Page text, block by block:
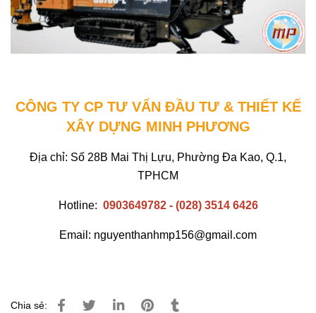
CÔNG TY CP TƯ VẤN ĐẦU TƯ & THIẾT KẾ
XÂY DỰNG MINH PHƯƠNG
Địa chỉ: Số 28B Mai Thị Lựu, Phường Đa Kao, Q.1,
TPHCM
Hotline: 0903649782 - (028) 3514 6426
Email: nguyenthanhmp156@gmail.com
Chia sẻ: